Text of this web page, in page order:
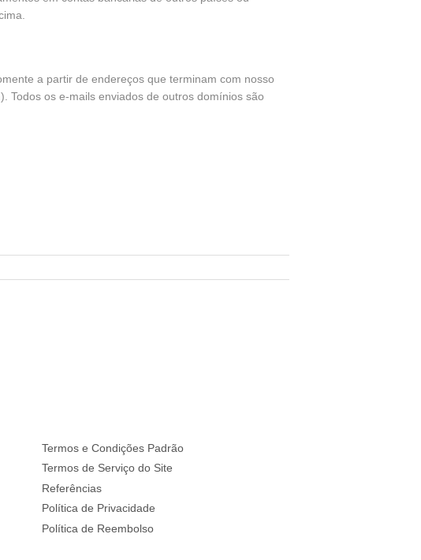
a partir de endereços que terminam com nosso
Todos os e-mails enviados de outros domínios são
Termos e Condições Padrão
Termos de Serviço do Site
Referências
Política de Privacidade
Política de Reembolso